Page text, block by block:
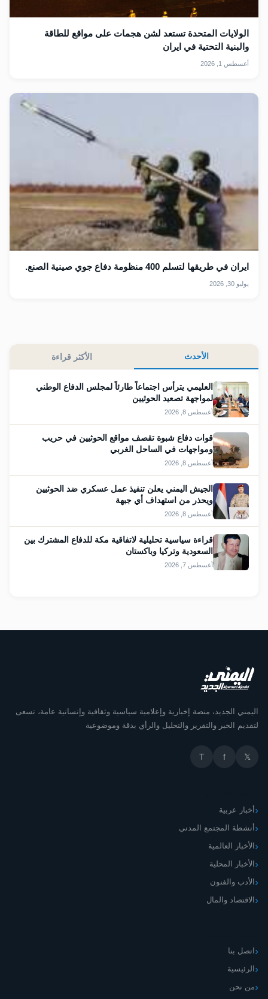
الولايات المتحدة تستعد لشن هجمات على مواقع للطاقة
والبنية التحتية في ايران
أغسطس 1, 2026
ايران في طريقها لتسلم 400 منظومة دفاع جوي صينية الصنع.
يوليو 30, 2026
الأحدث الأكثر قراءة
العليمي يترأس اجتماعاً طارئاً لمجلس الدفاع الوطني
لمواجهة تصعيد الحوثيين
أغسطس 8, 2026
قوات دفاع شبوة تقصف مواقع الحوثيين في حريب
ومواجهات في الساحل الغربي
أغسطس 8, 2026
الجيش اليمني يعلن تنفيذ عمل عسكري ضد الحوثيين
ويحذر من استهداف أي جبهة
أغسطس 8, 2026
قراءة سياسية تحليلية لاتفاقية مكة للدفاع المشترك بين
السعودية وتركيا وباكستان
أغسطس 7, 2026
اليمني الجديد، منصة إخبارية وإعلامية سياسية وثقافية وإنسانية عامة، تسعى
لتقديم الخبر والتقرير والتحليل والرأي بدقة وموضوعية
𝕏
f
T
أخبار عربية
أنشطة المجتمع المدني
الأخبار العالمية
الأخبار المحلية
الأدب والفنون
الاقتصاد والمال
اتصل بنا
الرئيسية
من نحن